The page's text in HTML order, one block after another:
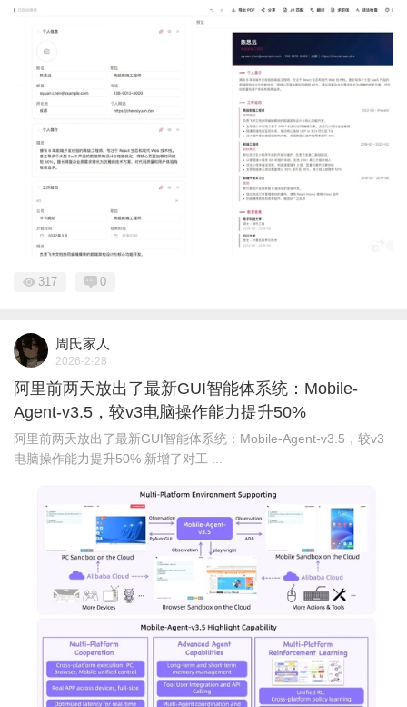
317 0
周氏家人
2026-2-28
阿里前两天放出了最新GUI智能体系统：Mobile-
Agent-v3.5，较v3电脑操作能力提升50%
阿里前两天放出了最新GUI智能体系统：Mobile-Agent-v3.5，较v3
电脑操作能力提升50% 新增了对工 ...